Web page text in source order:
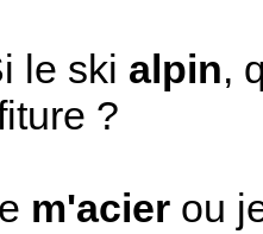
le ski alpin,
?
m'acier ou